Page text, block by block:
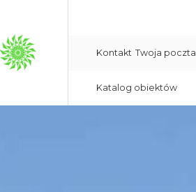
Kontakt Twoja poczta
Katalog obiektów